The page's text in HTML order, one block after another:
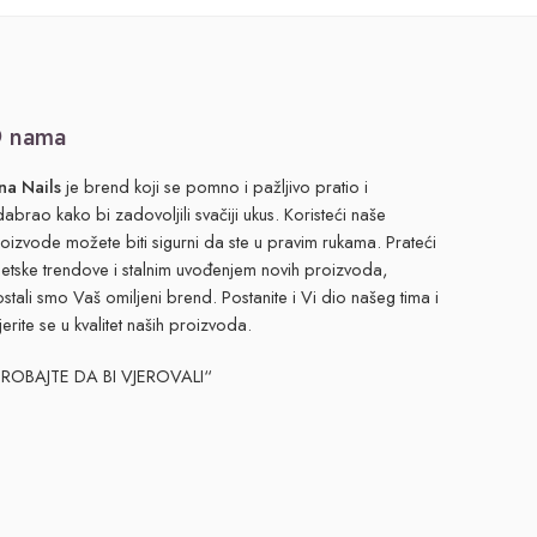
nama
Nailsje brend koji se pomno i pažljivo pratio i
kako bi zadovoljili svačiji ukus. Koristeći naše
možete biti sigurni da ste u pravim rukama. Prateći
trendove i stalnim uvođenjem novih proizvoda,
smo Vaš omiljeni brend. Postanite i Vi dio našeg tima i
se u kvalitet naših proizvoda.
DA BI VJEROVALI“